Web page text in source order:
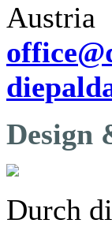
Austria
Design
Durch